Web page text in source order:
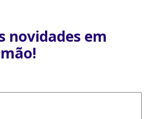
novidades em